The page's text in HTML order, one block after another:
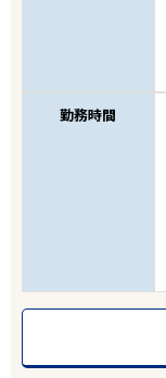
勤務時間